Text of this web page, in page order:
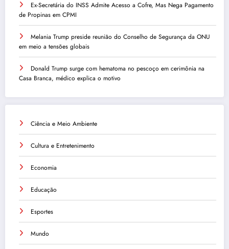
Ex-Secretária do INSS Admite Acesso a Cofre, Mas Nega Pagamento
de Propinas em CPMI
Melania Trump preside reunião do Conselho de Segurança da ONU
em meio a tensões globais
Donald Trump surge com hematoma no pescoço em cerimônia na
Casa Branca, médico explica o motivo
Ciência e Meio Ambiente
Cultura e Entretenimento
Economia
Educação
Esportes
Mundo